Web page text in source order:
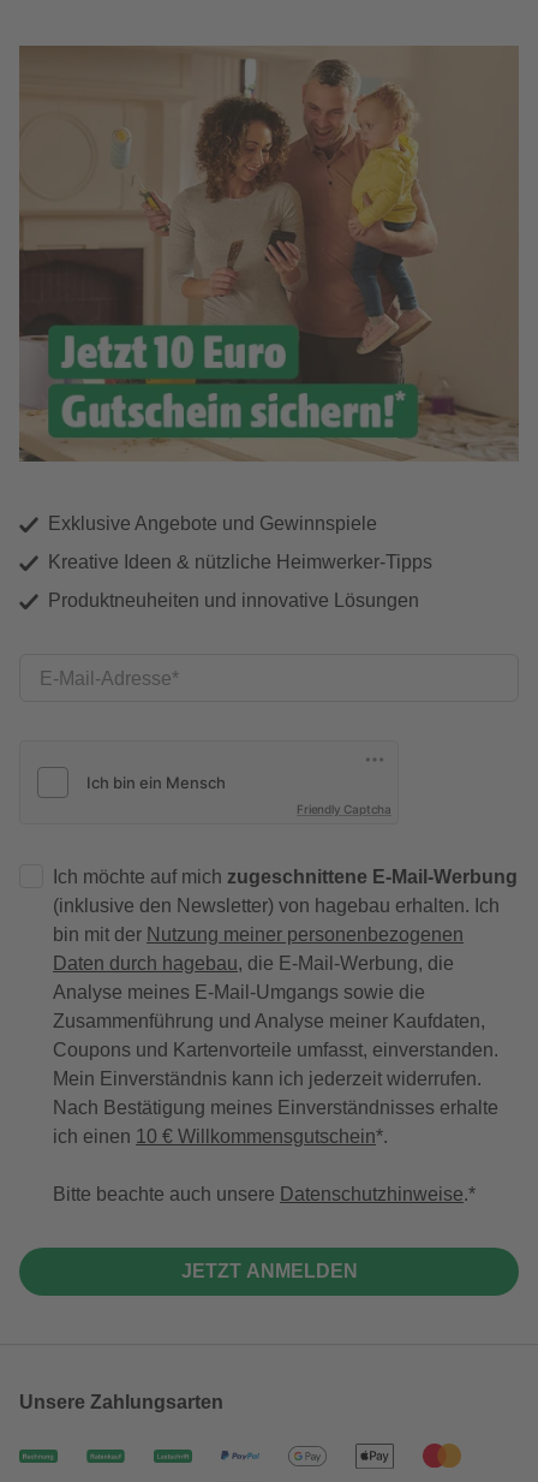
Exklusive Angebote und Gewinnspiele
Kreative Ideen & nützliche Heimwerker-Tipps
Produktneuheiten und innovative Lösungen
E-Mail-Adresse
Friendly Captcha
Ich möchte auf mich zugeschnittene E-Mail-Werbung
(inklusive den Newsletter) von hagebau erhalten. Ich
bin mit der Nutzung meiner personenbezogenen
Daten durch hagebau, die E-Mail-Werbung, die
Analyse meines E-Mail-Umgangs sowie die
Zusammenführung und Analyse meiner Kaufdaten,
Coupons und Kartenvorteile umfasst, einverstanden.
Mein Einverständnis kann ich jederzeit widerrufen.
Nach Bestätigung meines Einverständnisses erhalte
ich einen 10 € Willkommensgutschein*.
Bitte beachte auch unsere Datenschutzhinweise.
JETZT ANMELDEN
Unsere Zahlungsarten